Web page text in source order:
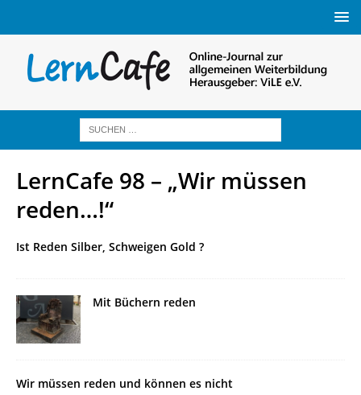
LernCafe 98 – „Wir müssen
reden…!“
Ist Reden Silber, Schweigen Gold ?
Mit Büchern reden
Wir müssen reden und können es nicht